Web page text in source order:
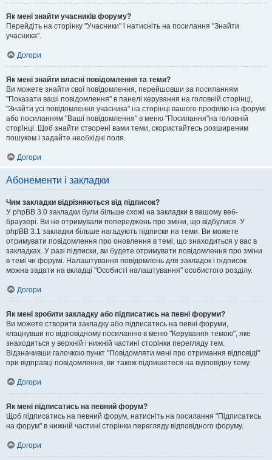
Як мені знайти учасників форуму?
Перейдіть на сторінку "Учасники" і натисніть на посилання "Знайти
учасника".
Догори
Як мені знайти власні повідомлення та теми?
Ви можете знайти свої повідомлення, перейшовши за посиланням
"Показати ваші повідомлення" в панелі керування на головній сторінці,
"Знайти усі повідомлення учасника" на сторінці вашого профілю на форумі
або посиланням "Ваші повідомлення" в меню "Посилання"на головній
сторінці. Щоб знайти створені вами теми, скористайтесь розширеним
пошуком і задайте необхідні поля.
Догори
Абонементи і закладки
Чим закладки відрізняються від підписок?
У phpBB 3.0 закладки були більше схожі на закладки в вашому веб-
браузері. Ви не отримували попереджень про зміни, що відбулися. У
phpBB 3.1 закладки більше нагадують підписки на теми. Ви можете
отримувати повідомлення про оновлення в темі, що знаходиться у вас в
закладках. У разі підписки, ви будете отримувати повідомлення про зміни
в темі чи форумі. Налаштування повідомлень для закладок і підписок
можна задати на вкладці "Особисті налаштування" особистого розділу.
Догори
Як мені зробити закладку або підписатись на певні форуми?
Ви можете створити закладку або підписатись на певні форуми,
клацнувши по відповідному посиланню в меню "Керування темою", яке
знаходиться у верхній і нижній частині сторінки перегляду тем.
Відзначивши галочкою пункт "Повідомляти мені про отримання відповіді"
при відправці повідомлення, ви також підпишетеся на відповідну тему.
Догори
Як мені підписатись на певний форум?
Щоб підписатись на певний форум, натисніть на посилання "Підписатись
на форум" в нижній частині сторінки перегляду відповідного форуму.
Догори